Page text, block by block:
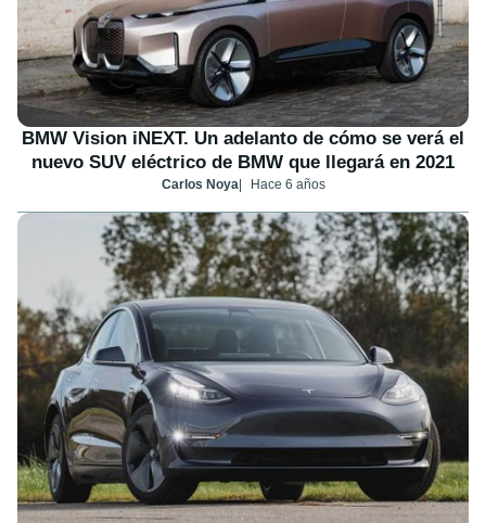
BMW Vision iNEXT. Un adelanto de cómo se verá el
nuevo SUV eléctrico de BMW que llegará en 2021
Carlos Noya Hace 6 años